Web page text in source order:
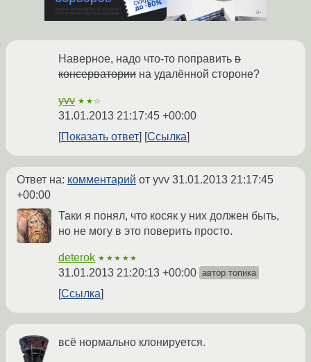
Наверное, надо что-то поправить в
консерватории на удалённой стороне?
yvv ★★☆
31.01.2013 21:17:45 +00:00
Показать ответ
Ссылка
Ответ на: комментарий от yvv 31.01.2013 21:17:45
+00:00
Таки я понял, что косяк у них должен быть,
но не могу в это поверить просто.
deterok ★★★★★
31.01.2013 21:20:13 +00:00 автор топика
Ссылка
всё нормально клонируется.